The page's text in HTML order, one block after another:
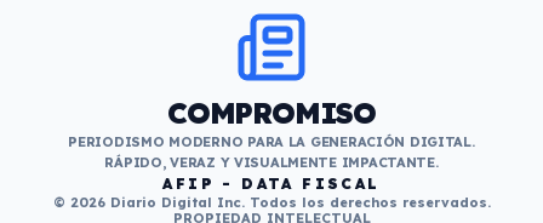
COMPROMISO
PERIODISMO MODERNO PARA LA GENERACIÓN DIGITAL.
RÁPIDO, VERAZ Y VISUALMENTE IMPACTANTE.
AFIP - DATA FISCAL
© 2026 Diario Digital Inc. Todos los derechos reservados.
PROPIEDAD INTELECTUAL